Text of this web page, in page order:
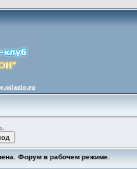
Форум в рабочем режиме.